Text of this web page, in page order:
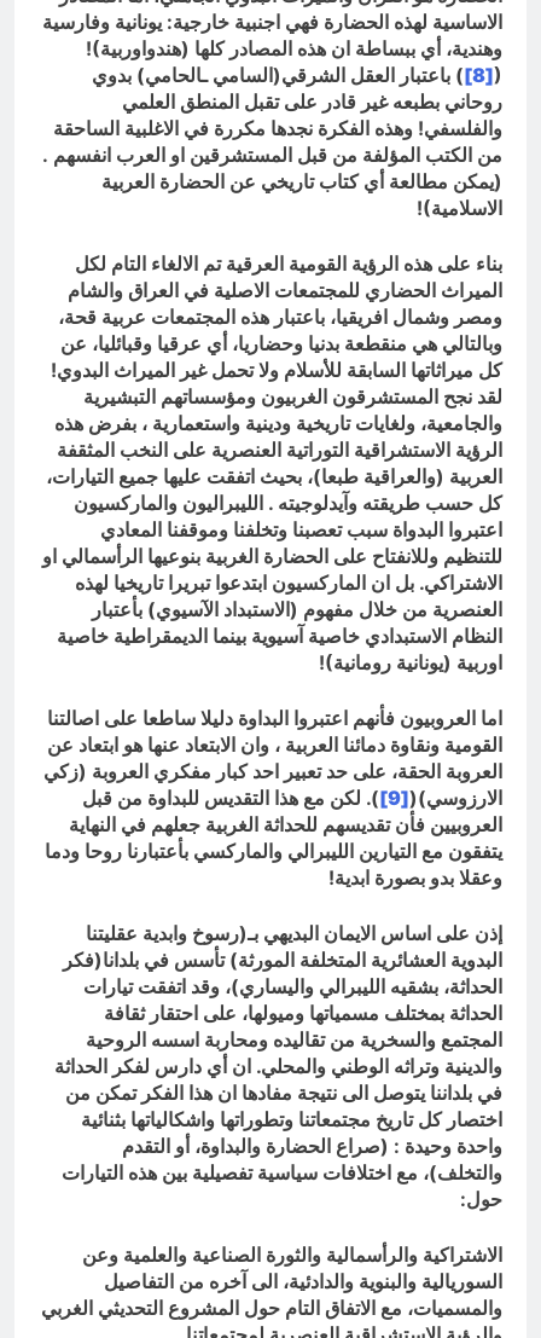
الاساسية لهذه الحضارة فهي اجنبية خارجية: يونانية وفارسية
وهندية، أي ببساطة ان هذه المصادر كلها (هندواوربية)!
(
[8]
) باعتبار العقل الشرقي(السامي ـالحامي) بدوي
روحاني بطبعه غير قادر على تقبل المنطق العلمي
والفلسفي! وهذه الفكرة نجدها مكررة في الاغلبية الساحقة
من الكتب المؤلفة من قبل المستشرقين او العرب انفسهم .
(يمكن مطالعة أي كتاب تاريخي عن الحضارة العربية
الاسلامية)!
بناء على هذه الرؤية القومية العرقية تم الالغاء التام لكل
الميراث الحضاري للمجتمعات الاصلية في العراق والشام
ومصر وشمال افريقيا، باعتبار هذه المجتمعات عربية قحة،
وبالتالي هي منقطعة بدنيا وحضاريا، أي عرقيا وقبائليا، عن
كل ميراثاتها السابقة للأسلام ولا تحمل غير الميراث البدوي!
لقد نجح المستشرقون الغربيون ومؤسساتهم التبشيرية
والجامعية، ولغايات تاريخية ودينية واستعمارية ، بفرض هذه
الرؤية الاستشراقية التوراتية العنصرية على النخب المثقفة
العربية (والعراقية طبعا)، بحيث اتفقت عليها جميع التيارات،
كل حسب طريقته وآيدلوجيته . الليبراليون والماركسيون
اعتبروا البدواة سبب تعصبنا وتخلفنا وموقفنا المعادي
للتنظيم وللانفتاح على الحضارة الغربية بنوعيها الرأسمالي او
الاشتراكي. بل ان الماركسيون ابتدعوا تبريرا تاريخيا لهذه
العنصرية من خلال مفهوم (الاستبداد الآسيوي) بأعتبار
النظام الاستبدادي خاصية آسيوية بينما الديمقراطية خاصية
اوربية (يونانية رومانية)!
اما العروبيون فأنهم اعتبروا البداوة دليلا ساطعا على اصالتنا
القومية ونقاوة دمائنا العربية ، وان الابتعاد عنها هو ابتعاد عن
العروبة الحقة، على حد تعبير احد كبار مفكري العروبة (زكي
الارزوسي)([9]
). لكن مع هذا التقديس للبداوة من قبل
العروبيين فأن تقديسهم للحداثة الغربية جعلهم في النهاية
يتفقون مع التيارين الليبرالي والماركسي بأعتبارنا روحا ودما
وعقلا بدو بصورة ابدية!
إذن على اساس الايمان البديهي بـ(رسوخ وابدية عقليتنا
البدوية العشائرية المتخلفة المورثة) تأسس في بلدانا(فكر
الحداثة، بشقيه الليبرالي واليساري)، وقد اتفقت تيارات
الحداثة بمختلف مسمياتها وميولها، على احتقار ثقافة
المجتمع والسخرية من تقاليده ومحاربة اسسه الروحية
والدينية وتراثه الوطني والمحلي. ان أي دارس لفكر الحداثة
في بلداننا يتوصل الى نتيجة مفادها ان هذا الفكر تمكن من
اختصار كل تاريخ مجتمعاتنا وتطوراتها واشكالياتها بثنائية
واحدة وحيدة : (صراع الحضارة والبداوة، أو التقدم
والتخلف)، مع اختلافات سياسية تفصيلية بين هذه التيارات
حول:
الاشتراكية والرأسمالية والثورة الصناعية والعلمية وعن
السوريالية والبنوية والدادئية، الى آخره من التفاصيل
والمسميات، مع الاتفاق التام حول المشروع التحديثي الغربي